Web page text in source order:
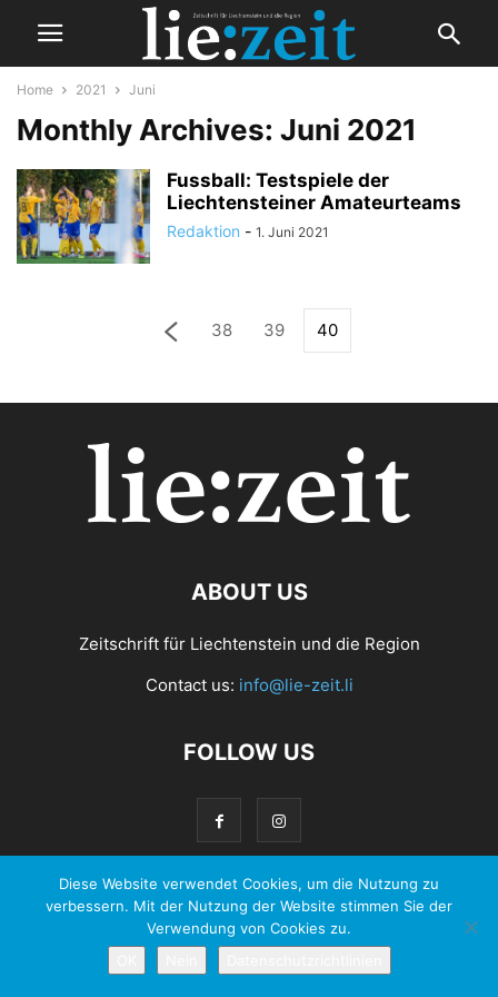
Home 2021 Juni
Monthly Archives: Juni 2021
Fussball: Testspiele der
Liechtensteiner Amateurteams
Redaktion - 1. Juni 2021
38 39 40
ABOUT US
Zeitschrift für Liechtenstein und die Region
Contact us: info@lie-zeit.li
FOLLOW US
© 2026 - Zeit Verlag Anstalt | Datenschutzerklärung
Diese Website verwendet Cookies, um die Nutzung zu
verbessern. Mit der Nutzung der Website stimmen Sie der
Verwendung von Cookies zu.